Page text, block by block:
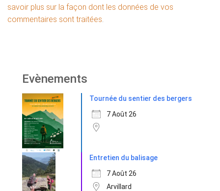
savoir plus sur la façon dont les données de vos
commentaires sont traitées.
Evènements
Tournée du sentier des bergers
7 Août 26
Entretien du balisage
7 Août 26
Arvillard